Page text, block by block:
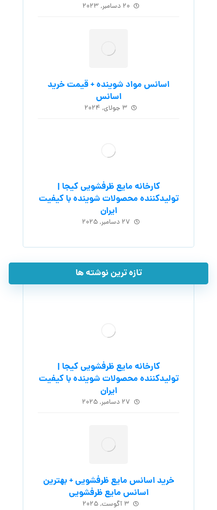
۲۰ دسامبر, ۲۰۲۳
اسانس مواد شوینده + قیمت خرید
اسانس
۳ جولای, ۲۰۲۴
کارخانه مایع ظرفشویی کیجا |
تولیدکننده محصولات شوینده با کیفیت
ایران
۲۷ دسامبر, ۲۰۲۵
تازه ترین نوشته ها
کارخانه مایع ظرفشویی کیجا |
تولیدکننده محصولات شوینده با کیفیت
ایران
۲۷ دسامبر, ۲۰۲۵
خرید اسانس مایع ظرفشویی + بهترین
اسانس مایع ظرفشویی
۳ آگوست, ۲۰۲۵